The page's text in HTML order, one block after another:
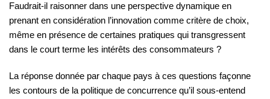
Faudrait-il raisonner dans une perspective dynamique en
prenant en considération l’innovation comme critère de choix,
même en présence de certaines pratiques qui transgressent
dans le court terme les intérêts des consommateurs ?
La réponse donnée par chaque pays à ces questions façonne
les contours de la politique de concurrence qu’il sous-entend